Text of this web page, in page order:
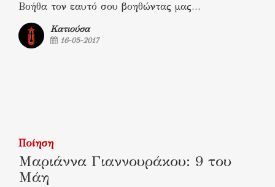
Βοήθα τον εαυτό σου βοηθώντας μας…
Κατιούσα
16-05-2017
Ποίηση
Μαριάννα Γιαννουράκου: 9 του
Μάη